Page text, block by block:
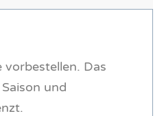
vorbestellen. Das
und